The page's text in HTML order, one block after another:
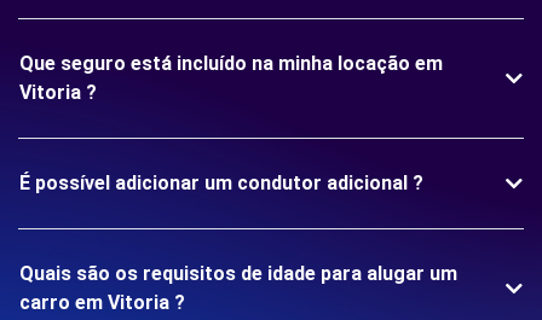
Que seguro está incluído na minha locação em
Vitoria ?
É possível adicionar um condutor adicional ?
Quais são os requisitos de idade para alugar um
carro em Vitoria ?